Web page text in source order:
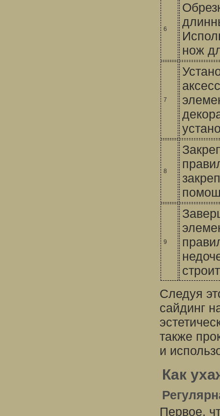
6
нож
7
8
9
Следуя
сайдинг
также
и
Как
Первое,